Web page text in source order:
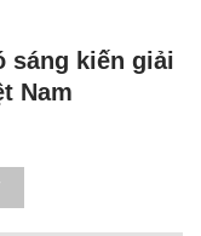
sáng kiến giải
Nam